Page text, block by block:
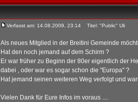
Verfasst am: 14.08.2009, 23:14 Titel: "Public" Uli
Als neues Mitglied in der Breitini Gemeinde
Hat den noch jemand auf dem Schirm ?
Er war früher zu Beginn der 80er eigentlich der
dabei , oder war es sogar schon die "Europa" ?
Hat jemand seinen weiteren Weg verfolgt und
Vielen Dank für Eure Infos im voraus ....